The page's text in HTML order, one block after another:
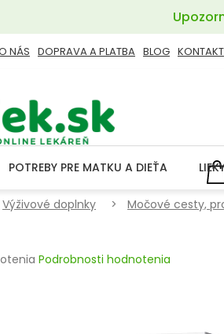
NÁS DOPRAVA A PLATBA BLOG KONTAKT
POTREBY PRE MATKU A DIEŤA
Výživové doplnky Močové cesty,
Podrobnosti hodnotenia